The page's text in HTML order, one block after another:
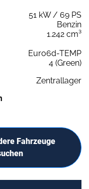
51 kW / 69 PS
Benzin
1.242 cm³
Euro6d-TEMP
4 (Green)
Zentrallager
Fahrzeuge